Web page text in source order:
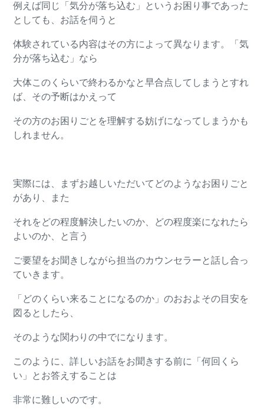
例えば同じ「気分が落ち込む」というお困り事であった
としても、お話を伺うと
体験されている内容はその方によって異なります。「気
分が落ち込む」なら
大体このくらいで終わるかなと早合点してしまうとすれ
ば、その予断はかえって
その方のお困りごとを理解する妨げになってしまうかも
しれません。
実際には、まずお越しいただいてどのようなお困りごと
があり、また
それをどの程度解決したいのか、どの程度楽になれたら
よいのか、と言う
ご要望をお聞きしながら担当のカウンセラーと話し合っ
ていきます。
「どのくらい来ることになるのか」のおおよその目安を
図るとしたら、
そのような関わりの中でになります。
このように、詳しいお話をお聞きする前に「何回くら
い」とお答えすることは
非常に難しいのです。